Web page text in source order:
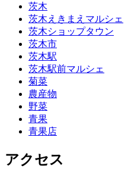
茨木
茨木えきまえマルシェ
茨木ショップタウン
茨木市
茨木駅
茨木駅前マルシェ
菊菜
農産物
野菜
青果
青果店
アクセス